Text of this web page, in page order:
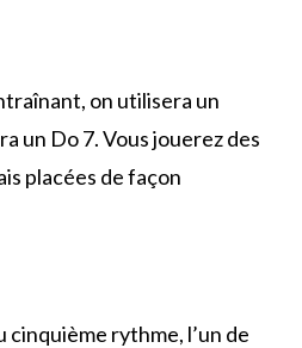
on utilisera un
un Do 7. Vous jouerez des
placées de façon
cinquième rythme, l’un de